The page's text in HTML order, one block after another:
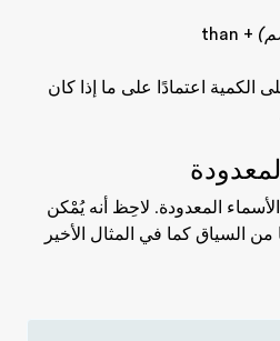
+
than
الكمية اعتمادًا على ما إذا كان
المعدودة. لاحِظ أنه يُمْكن
السياق كما في المثال الأخير